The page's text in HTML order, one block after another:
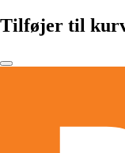
Tilføjer til